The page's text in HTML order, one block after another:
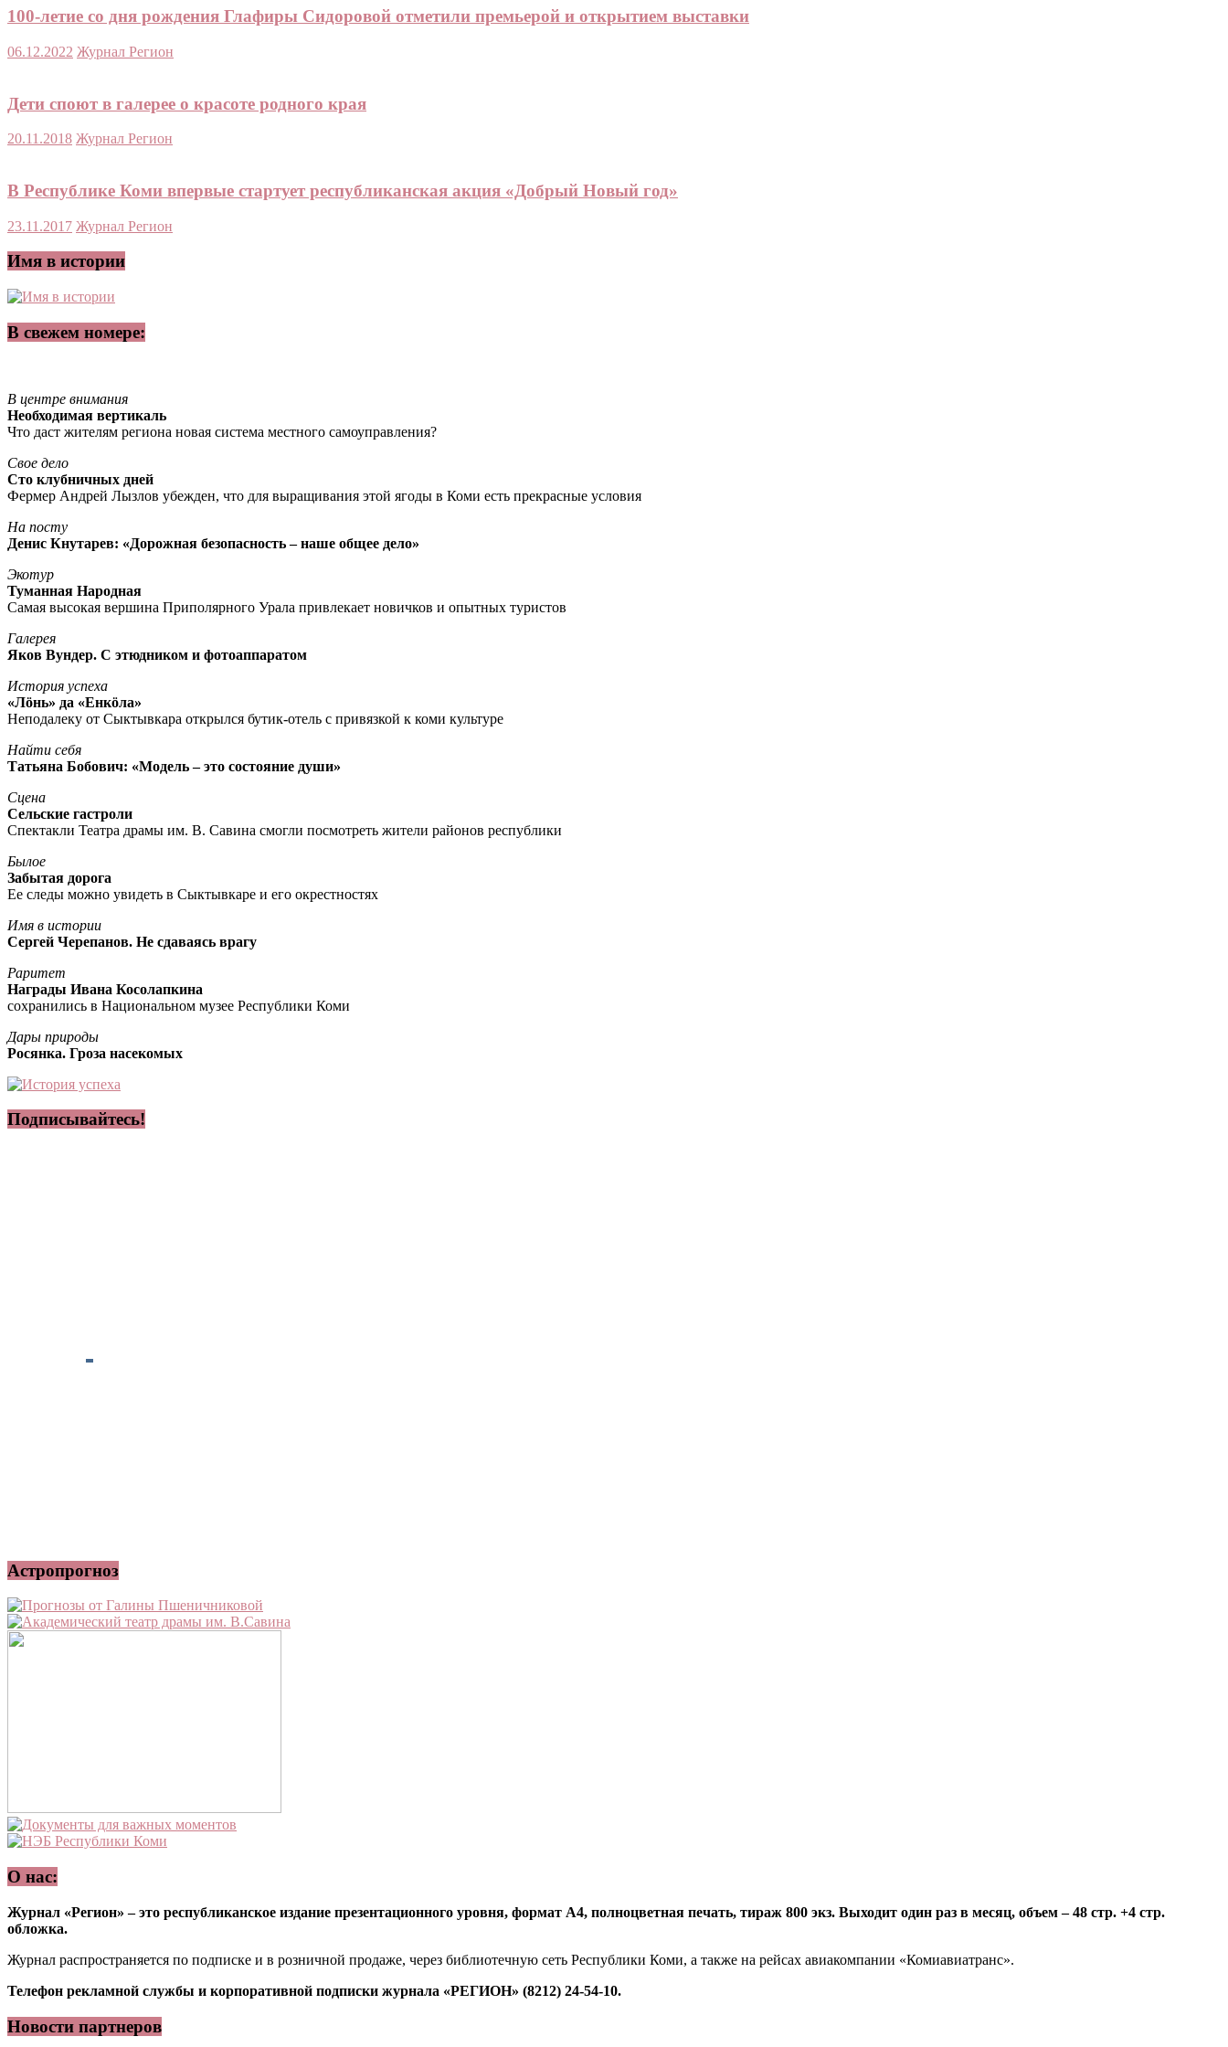
100-летие со дня рождения Глафиры Сидоровой отметили премьерой и открытием выставки
06.12.2022 Журнал Регион
Дети споют в галерее о красоте родного края
20.11.2018 Журнал Регион
В Республике Коми впервые стартует республиканская акция «Добрый Новый год»
23.11.2017 Журнал Регион
Имя в истории
В свежем номере:
В центре внимания
Необходимая вертикаль
Что даст жителям региона новая система местного самоуправления?
Свое дело
Сто клубничных дней
Фермер Андрей Лызлов убежден, что для выращивания этой ягоды в Коми есть прекрасные условия
На посту
Денис Кнутарев: «Дорожная безопасность – наше общее дело»
Экотур
Туманная Народная
Самая высокая вершина Приполярного Урала привлекает новичков и опытных туристов
Галерея
Яков Вундер. С этюдником и фотоаппаратом
История успеха
«Лöнь» да «Енкöла»
Неподалеку от Сыктывкара открылся бутик-отель с привязкой к коми культуре
Найти себя
Татьяна Бобович: «Модель – это состояние души»
Сцена
Сельские гастроли
Спектакли Театра драмы им. В. Савина смогли посмотреть жители районов республики
Былое
Забытая дорога
Ее следы можно увидеть в Сыктывкаре и его окрестностях
Имя в истории
Сергей Черепанов. Не сдаваясь врагу
Раритет
Награды Ивана Косолапкина
сохранились в Национальном музее Республики Коми
Дары природы
Росянка. Гроза насекомых
Подписывайтесь!
Астропрогноз
О нас:
Журнал «Регион» – это республиканское издание презентационного уровня, формат А4, полноцветная печать, тираж 800 экз. Выходит один раз в месяц, объем – 48 стр. +4 стр.
обложка.
Журнал распространяется по подписке и в розничной продаже, через библиотечную сеть Республики Коми, а также на рейсах авиакомпании «Комиавиатранс».
Телефон рекламной службы и корпоративной подписки журнала «РЕГИОН» (8212) 24-54-10.
Новости партнеров